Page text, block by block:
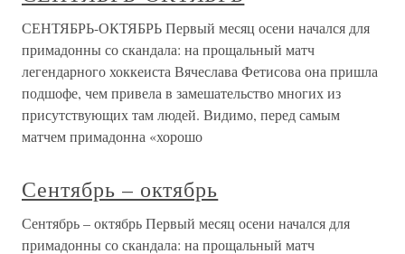
СЕНТЯБРЬ-ОКТЯБРЬ Первый месяц осени начался для
примадонны со скандала: на прощальный матч
легендарного хоккеиста Вячеслава Фетисова она пришла
подшофе, чем привела в замешательство многих из
присутствующих там людей. Видимо, перед самым
матчем примадонна «хорошо
Сентябрь – октябрь
Сентябрь – октябрь Первый месяц осени начался для
примадонны со скандала: на прощальный матч